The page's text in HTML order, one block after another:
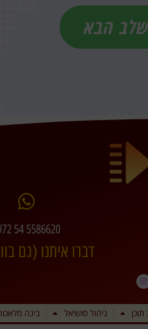
הבא
54 5586620
דברו איתנו (גם
תוכן ניהול סושיאל בינה